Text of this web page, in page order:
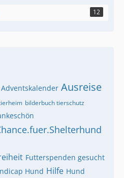
12
Adventskalender Ausreise
bilderbuch tierschutz
Futterspenden gesucht
Hund Hilfe Hund